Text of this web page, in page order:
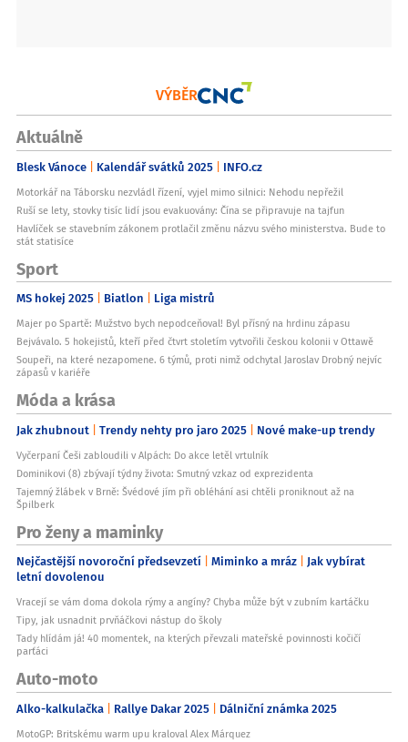
VÝBĚR
Aktuálně
Blesk Vánoce Kalendář svátků 2025 INFO.cz
Motorkář na Táborsku nezvládl řízení, vyjel mimo silnici: Nehodu nepřežil
Ruší se lety, stovky tisíc lidí jsou evakuovány: Čína se připravuje na tajfun
Havlíček se stavebním zákonem protlačil změnu názvu svého ministerstva. Bude to
stát statisíce
Sport
MS hokej 2025 Biatlon Liga mistrů
Majer po Spartě: Mužstvo bych nepodceňoval! Byl přísný na hrdinu zápasu
Bejvávalo. 5 hokejistů, kteří před čtvrt stoletím vytvořili českou kolonii v Ottawě
Soupeři, na které nezapomene. 6 týmů, proti nimž odchytal Jaroslav Drobný nejvíc
zápasů v kariéře
Móda a krása
Jak zhubnout Trendy nehty pro jaro 2025 Nové make-up trendy
Vyčerpaní Češi zabloudili v Alpách: Do akce letěl vrtulník
Dominikovi (8) zbývají týdny života: Smutný vzkaz od exprezidenta
Tajemný žlábek v Brně: Švédové jím při obléhání asi chtěli proniknout až na
Špilberk
Pro ženy a maminky
Nejčastější novoroční předsevzetí Miminko a mráz Jak vybírat
letní dovolenou
Vracejí se vám doma dokola rýmy a angíny? Chyba může být v zubním kartáčku
Tipy, jak usnadnit prvňáčkovi nástup do školy
Tady hlídám já! 40 momentek, na kterých převzali mateřské povinnosti kočičí
parťáci
Auto-moto
Alko-kalkulačka Rallye Dakar 2025 Dálniční známka 2025
MotoGP: Britskému warm upu kraloval Alex Márquez